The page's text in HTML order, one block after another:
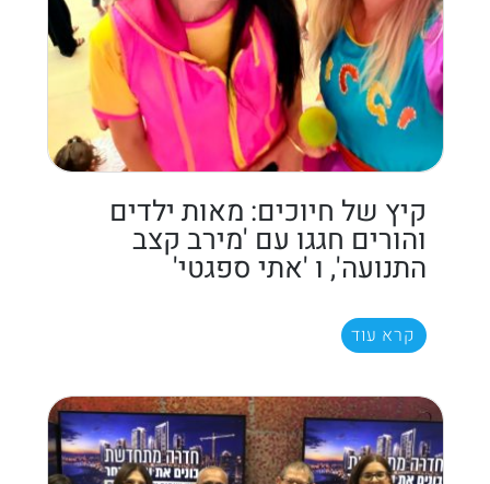
קיץ של חיוכים: מאות ילדים
והורים חגגו עם 'מירב קצב
התנועה', ו 'אתי ספגטי'
קרא עוד